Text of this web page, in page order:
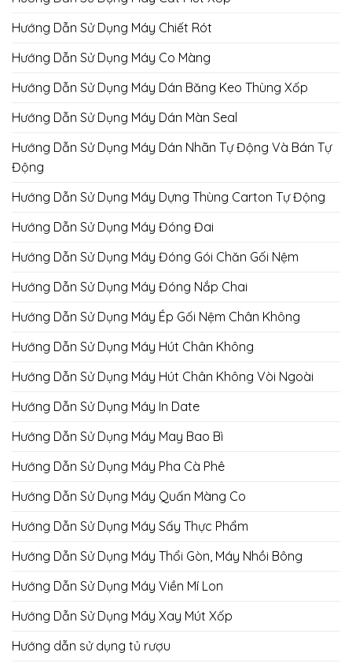
Hướng Dẫn Sử Dụng Máy Chiết Rót
Hướng Dẫn Sử Dụng Máy Co Màng
Hướng Dẫn Sử Dụng Máy Dán Băng Keo Thùng Xốp
Hướng Dẫn Sử Dụng Máy Dán Màn Seal
Hướng Dẫn Sử Dụng Máy Dán Nhãn Tự Động Và Bán Tự
Động
Hướng Dẫn Sử Dụng Máy Dựng Thùng Carton Tự Động
Hướng Dẫn Sử Dụng Máy Đóng Đai
Hướng Dẫn Sử Dụng Máy Đóng Gói Chăn Gối Nệm
Hướng Dẫn Sử Dụng Máy Đóng Nắp Chai
Hướng Dẫn Sử Dụng Máy Ép Gối Nệm Chân Không
Hướng Dẫn Sử Dụng Máy Hút Chân Không
Hướng Dẫn Sử Dụng Máy Hút Chân Không Vòi Ngoài
Hướng Dẫn Sử Dụng Máy In Date
Hướng Dẫn Sử Dụng Máy May Bao Bì
Hướng Dẫn Sử Dụng Máy Pha Cà Phê
Hướng Dẫn Sử Dụng Máy Quấn Màng Co
Hướng Dẫn Sử Dụng Máy Sấy Thực Phẩm
Hướng Dẫn Sử Dụng Máy Thổi Gòn, Máy Nhồi Bông
Hướng Dẫn Sử Dụng Máy Viền Mí Lon
Hướng Dẫn Sử Dụng Máy Xay Mút Xốp
Hướng dẫn sử dụng tủ rượu